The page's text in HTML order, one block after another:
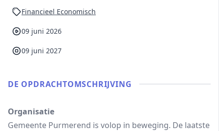
Ben je al lid?
Financieel Economisch
09 juni 2026
09 juni 2027
DE OPDRACHT­OMSCHRIJVING
Organisatie
Gemeente Purmerend is volop in beweging. De laatste